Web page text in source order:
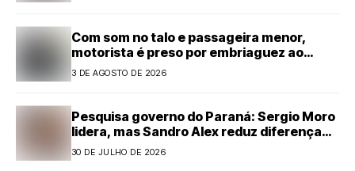
Com som no talo e passageira menor,
motorista é preso por embriaguez ao
volante em Cianorte
3 DE AGOSTO DE 2026
Pesquisa governo do Paraná: Sergio Moro
lidera, mas Sandro Alex reduz diferença
com forte alta
30 DE JULHO DE 2026